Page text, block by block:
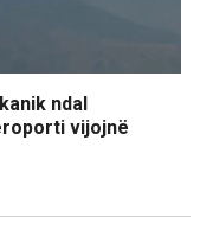
ndal
vijojnë